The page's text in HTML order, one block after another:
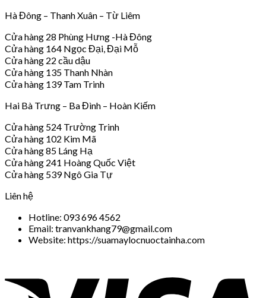
Hà Đông – Thanh Xuân – Từ Liêm
Cửa hàng 28 Phùng Hưng -Hà Đông
Cửa hàng 164 Ngọc Đại, Đại Mỗ
Cửa hàng 22 cầu dậu
Cửa hàng 135 Thanh Nhàn
Cửa hàng 139 Tam Trinh
Hai Bà Trưng – Ba Đình – Hoàn Kiếm
Cửa hàng 524 Trường Trinh
Cửa hàng 102 Kim Mã
Cửa hàng 85 Láng Hạ
Cửa hàng 241 Hoàng Quốc Việt
Cửa hàng 539 Ngô Gia Tự
Liên hệ
Hotline: 093 696 4562
Email: tranvankhang79@gmail.com
Website: https://suamaylocnuoctainha.com